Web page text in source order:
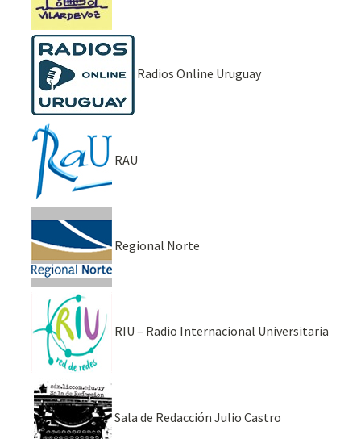
Radios Online Uruguay
RAU
Regional Norte
RIU – Radio Internacional Universitaria
Sala de Redacción Julio Castro